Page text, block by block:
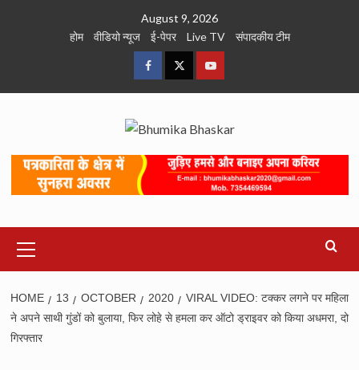
August 9, 2026
होम
वीडियो न्यूज ई-पेपर Live TV संपादकीय टीम
FacebookTwitterYoutube
Menu
HOME 13 OCTOBER 2020
VIRAL VIDEO: टक्कर लगने पर महिला
ने अपने साथी गुंडों को बुलाया, फिर लोहे से हमला कर ऑटो ड्राइवर को किया अधमरा, दो
गिरफ्तार